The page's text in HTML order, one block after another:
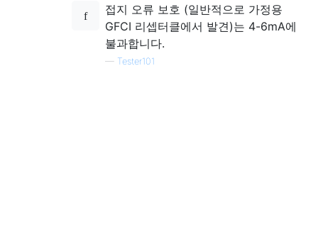
접지 오류 보호 (일반적으로 가정용
GFCI 리셉터클에서 발견)는 4-6mA에
불과합니다.
— Tester101